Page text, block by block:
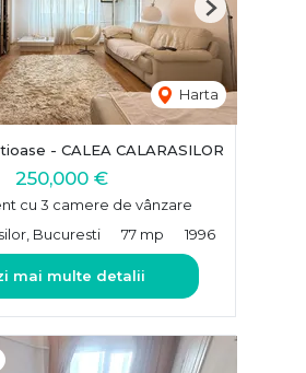
Harta
Next
- CALEA CALARASILOR
250,000 €
cu 3 camere de vânzare
Bucuresti
77 mp 1996
mai multe detalii